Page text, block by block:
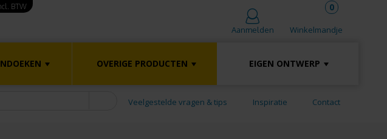
Aanmelden Winkelmandje
0
OVERIGE PRODUCTEN EIGEN ONTWERP
Veelgestelde vragen & tips Inspiratie Contact
BTW